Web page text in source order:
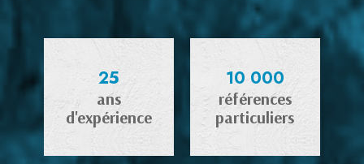
25
ans
d'expérience
10 000
références
particuliers